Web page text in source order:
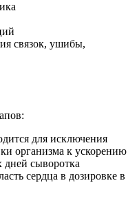
связок, ушибы,
для исключения
организма к ускорению
дней сыворотка
сердца в дозировке в